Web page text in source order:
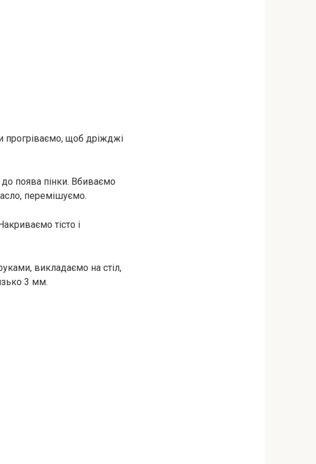
прогріваємо, щоб дріжджі
поява пінки. Вбиваємо
перемішуємо.
тісто і
викладаємо на стіл,
3 мм.